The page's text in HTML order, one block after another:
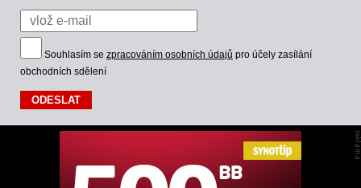
Souhlasím se zpracováním osobních údajů pro účely zasílání
obchodních sdělení